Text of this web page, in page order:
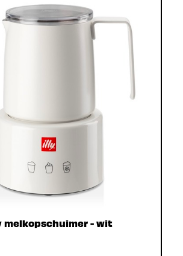
melkopschuimer - wit